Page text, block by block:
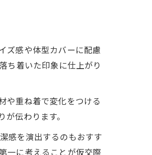
ズ感や体型カバーに配慮
ち着いた印象に仕上がり
や重ね着で変化をつける
伝わります。
感を演出するのもおすす
一に考えることが仮交際